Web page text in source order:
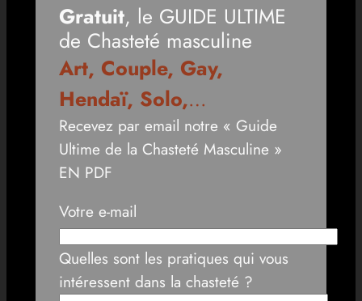
Gratuit, le GUIDE ULTIME
de Chasteté masculine
Art, Couple, Gay,
Hendaï, Solo,…
Recevez par email notre « Guide
Ultime de la Chasteté Masculine »
EN PDF
Votre e-mail
Quelles sont les pratiques qui vous
intéressent dans la chasteté ?